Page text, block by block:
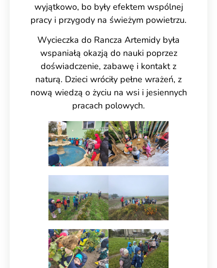
wyjątkowo, bo były efektem wspólnej
pracy i przygody na świeżym powietrzu.
Wycieczka do Rancza Artemidy była
wspaniałą okazją do nauki poprzez
doświadczenie, zabawę i kontakt z
naturą. Dzieci wróciły pełne wrażeń, z
nową wiedzą o życiu na wsi i jesiennych
pracach polowych.